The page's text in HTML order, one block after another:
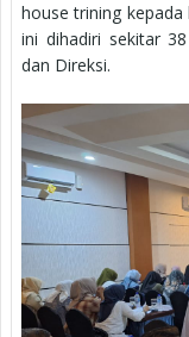
house trining kepada
ini dihadiri sekitar
dan Direksi.